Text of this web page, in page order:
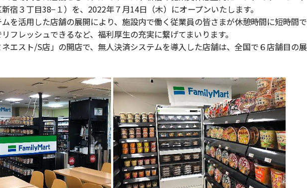
宿３丁目38−１）を、2022年７月14日（木）にオープンいたします。
を活用した店舗の展開により、施設内で働く従業員の皆さまが休憩時間に短時間
フレッシュできるなど、福利厚生の充実に繋げてまいります。
エスト/S店」の開店で、無人決済システムを導入した店舗は、全国で６店舗目の